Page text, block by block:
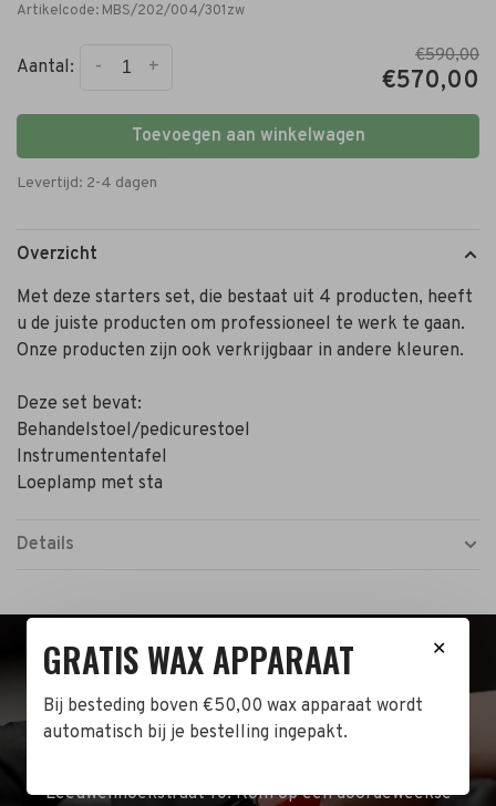
Artikelcode: MBS/202/004/301zw
Aantal: +
-
€590,00
€570,00
Toevoegen aan winkelwagen
Levertijd: 2-4 dagen
Overzicht
Met deze starters set, die bestaat uit 4 producten, heeft
u de juiste producten om professioneel te werk te gaan.
Onze producten zijn ook verkrijgbaar in andere kleuren.
Deze set bevat:
Behandelstoel/pedicurestoel
Instrumententafel
Loeplamp met sta
Details
BEZOEK DE WINKEL!
Naast de online shop hebben wij ook een fysieke
Leeuwenhoekstraat 10. Kom op een doordeweekse
✕
GRATIS WAX APPARAAT
Bij besteding boven €50,00 wax apparaat wordt
automatisch bij je bestelling ingepakt.